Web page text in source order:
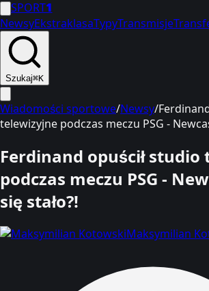
SPORT1
NewsyEkstraklasaTypyTransmisje
Szukaj⌘K
Wiadomości sportowe/Newsy/
telewizyjne podczas meczu PSG -
Ferdinand opuścił
podczas meczu PSG -
się stało?!
Maksymilian